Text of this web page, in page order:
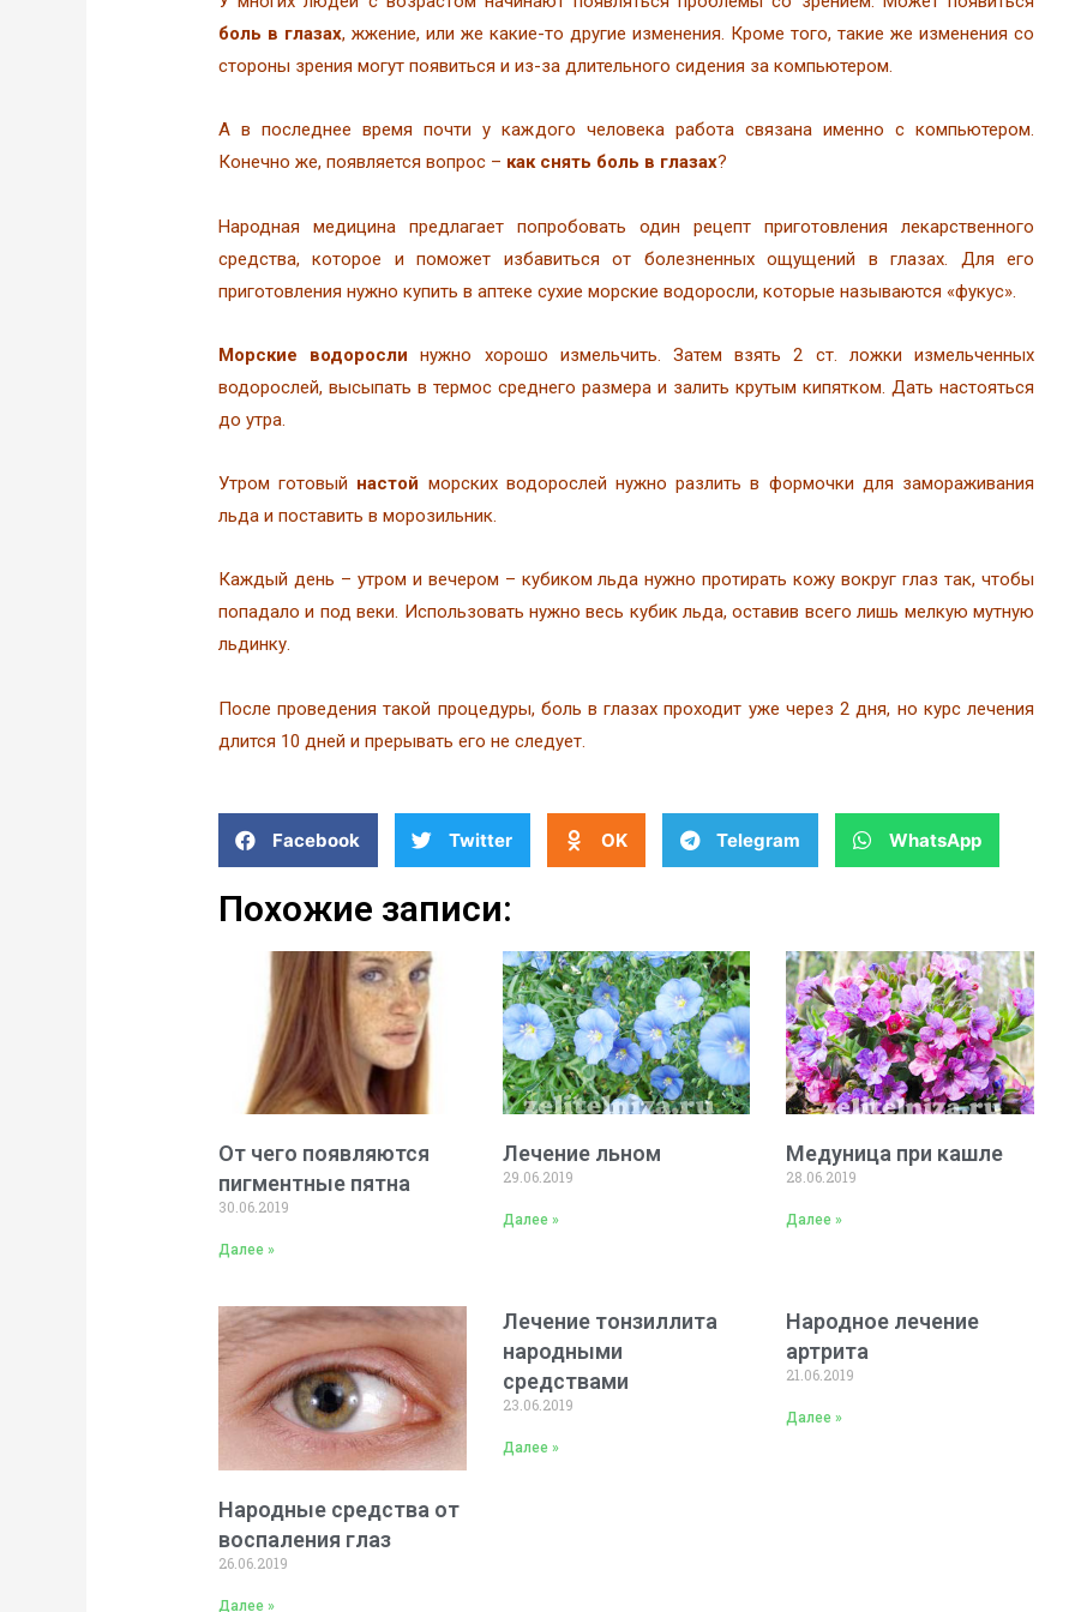
боль в глазах, жжение, или же какие-то другие изменения. Кроме того, такие же изменения со
стороны зрения могут появиться и из-за длительного сидения за компьютером.
А в последнее время почти у каждого человека работа связана именно с компьютером.
Конечно же, появляется вопрос – как снять боль в глазах?
Народная медицина предлагает попробовать один рецепт приготовления лекарственного
средства, которое и поможет избавиться от болезненных ощущений в глазах. Для его
приготовления нужно купить в аптеке сухие морские водоросли, которые называются «фукус».
Морские водоросли нужно хорошо измельчить. Затем взять 2 ст. ложки измельченных
водорослей, высыпать в термос среднего размера и залить крутым кипятком. Дать настояться
до утра.
Утром готовый настой морских водорослей нужно разлить в формочки для замораживания
льда и поставить в морозильник.
Каждый день – утром и вечером – кубиком льда нужно протирать кожу вокруг глаз так, чтобы
попадало и под веки. Использовать нужно весь кубик льда, оставив всего лишь мелкую мутную
льдинку.
После проведения такой процедуры, боль в глазах проходит уже через 2 дня, но курс лечения
длится 10 дней и прерывать его не следует.
Facebook Twitter OK Telegram WhatsApp
Похожие записи:
От чего появляются
пигментные пятна
30.06.2019
Далее »
Лечение льном
29.06.2019
Далее »
Медуница при кашле
28.06.2019
Далее »
Народные средства от
воспаления глаз
26.06.2019
Далее »
Лечение тонзиллита
народными
средствами
23.06.2019
Далее »
Народное лечение
артрита
21.06.2019
Далее »